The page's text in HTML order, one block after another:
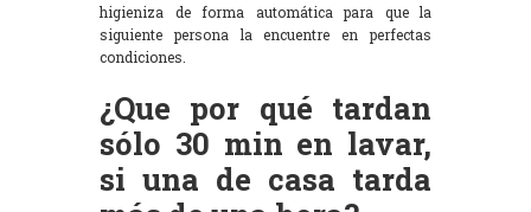
higieniza de forma automática para que la
siguiente persona la encuentre en perfectas
condiciones.
¿Que por qué tardan
sólo 30 min en lavar,
si una de casa tarda